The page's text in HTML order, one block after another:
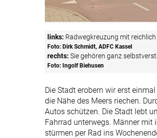
links: Radwegkreuzung mit
Foto: Dirk Schmidt, ADFC Kassel
rechts: Sie gehören ganz
Foto: Ingolf Biehusen
Die Stadt erobern wir erst
die Nähe des Meers riechen.
Autos schützen. Die Stadt lebt
Fahrrad unterwegs. Männer mit
stürmen per Rad ins